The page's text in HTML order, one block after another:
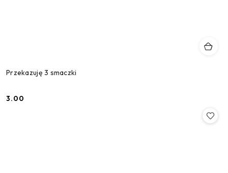
Przekazuję 3 smaczki
Cena:
3.00